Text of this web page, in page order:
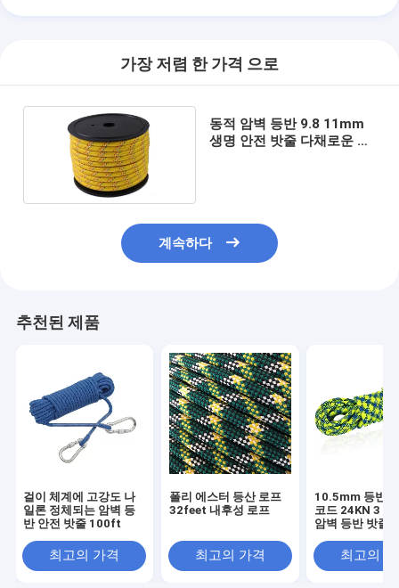
가장 저렴 한 가격 으로
동적 암벽 등반 9.8 11mm
생명 안전 밧줄 다채로운 나
계속하다
추천된 제품
걸이 체계에 고강도 나
일론 정체되는 암벽 등
반 안전 밧줄 100ft
최고의 가격
폴리 에스터 등산 로프
32feet 내후성 로프
최고의 가격
10.5mm 등반
코드 24KN 3 크
암벽 등반 밧줄
최고의